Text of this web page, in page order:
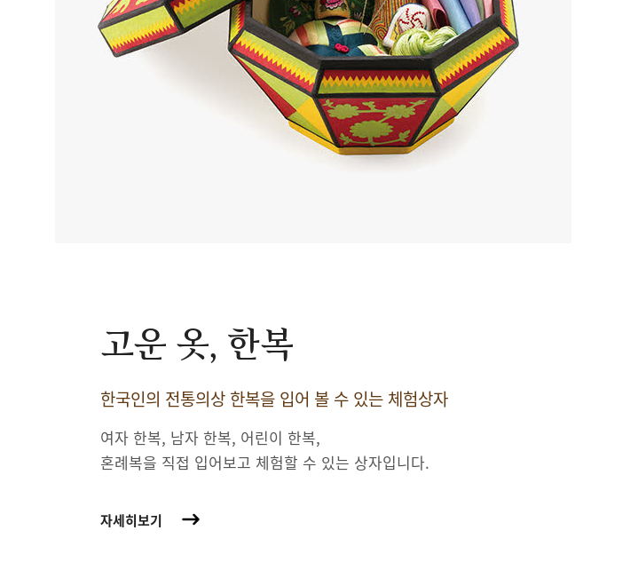
고운 옷, 한복
한국인의 전통의상 한복을 입어 볼 수 있는 체험상자
여자 한복, 남자 한복, 어린이 한복,
혼례복을 직접 입어보고 체험할 수 있는 상자입니다.
자세히보기